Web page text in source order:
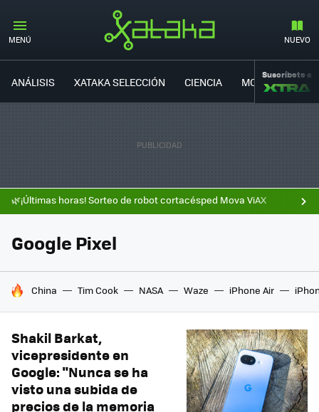
MENÚ NUEVO
ANÁLISIS XATAKA SELECCIÓN CIENCIA MOVILIDAD
Suscríbete a
🌿¡Últimas horas! Sorteo de robot cortacésped Mova ViAX
Google Pixel
HOY SE HABLA DE
China Tim Cook NASA Waze iPhone Air
Shakil Barkat,
vicepresidente en
Google: "Nunca se ha
visto una subida de
precios de la memoria